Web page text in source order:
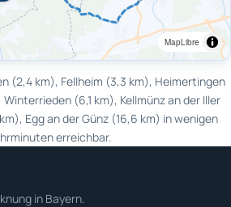
MapLibre
(2,4 km), Fellheim (3,3 km), Heimertingen
(6,1 km), Kellmünz an der Iller
Egg an der Günz (16,6 km) in wenigen
erreichbar.
in Bayern.